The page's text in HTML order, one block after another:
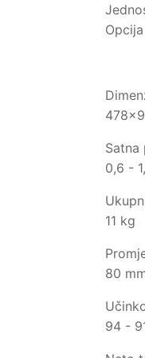
Satna
0,6 -
11 kg
80
94 -